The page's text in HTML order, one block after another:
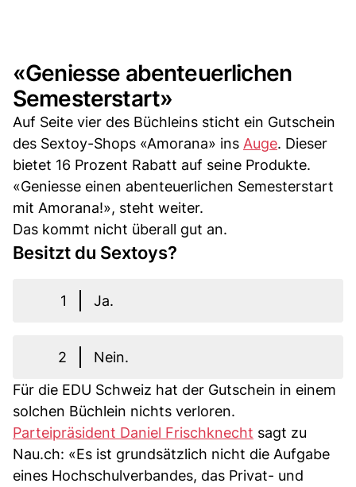
«Geniesse abenteuerlichen
Semesterstart»
Auf Seite vier des Büchleins sticht ein Gutschein
des Sextoy-Shops «Amorana» ins Auge. Dieser
bietet 16 Prozent Rabatt auf seine Produkte.
«Geniesse einen abenteuerlichen Semesterstart
mit Amorana!», steht weiter.
Das kommt nicht überall gut an.
Besitzt du Sextoys?
1 Ja.
2
Nein.
Für die EDU Schweiz hat der Gutschein in einem
solchen Büchlein nichts verloren.
Parteipräsident Daniel Frischknecht sagt zu
Nau.ch: «Es ist grundsätzlich nicht die Aufgabe
eines Hochschulverbandes, das Privat- und